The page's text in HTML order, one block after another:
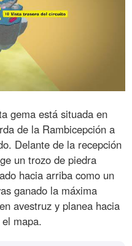
gema está situada en
de la Rambicepción a
Delante de la recepción
un trozo de piedra
hacia arriba como un
ganado la máxima
avestruz y planea hacia
mapa.